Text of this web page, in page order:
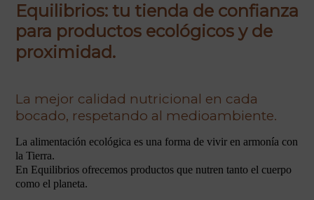
Equilibrios: tu tienda de confianza
para productos ecológicos y de
proximidad.
La mejor calidad nutricional en cada
bocado, respetando al medioambiente.
La alimentación ecológica es una forma de vivir en armonía con
la Tierra.
En Equilibrios ofrecemos productos que nutren tanto el cuerpo
como el planeta.